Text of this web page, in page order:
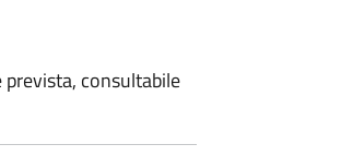
consultabile